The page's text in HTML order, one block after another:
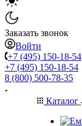
Заказать звонок
Войти
+7 (495) 150-18-54
+7 (495) 150-18-54
8 (800) 500-78-35
Каталог